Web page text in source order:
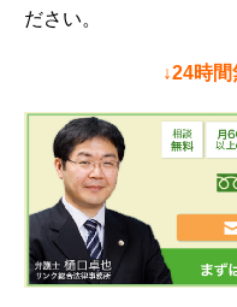
ださい。
↓24時